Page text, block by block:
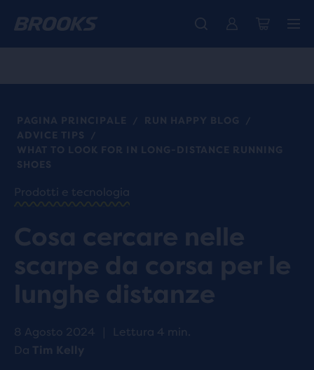
La nuovissima Ghost Amp è arrivata - Acquista Donna Uomo
Ti presentiamo la nuova collezione Cascadia - Acquista ora
Spedizione gratuita per gli ordini superiori a € 100
PAGINA PRINCIPALE / RUN HAPPY BLOG
/
ADVICE TIPS
/
WHAT TO LOOK FOR IN LONG-DISTANCE RUNNING
SHOES
Prodotti e tecnologia
Cosa cercare nelle
scarpe da corsa per le
lunghe distanze
8 Agosto 2024 |
Lettura 4 min.
Da Tim Kelly